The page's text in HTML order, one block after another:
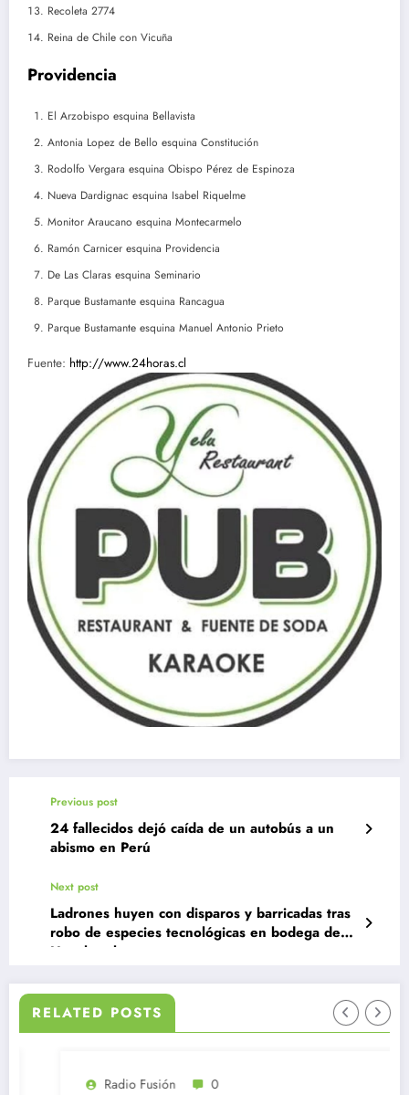
Recoleta 2774
Reina de Chile con Vicuña
Providencia
El Arzobispo esquina Bellavista
Antonia Lopez de Bello esquina Constitución
Rodolfo Vergara esquina Obispo Pérez de Espinoza
Nueva Dardignac esquina Isabel Riquelme
Monitor Araucano esquina Montecarmelo
Ramón Carnicer esquina Providencia
De Las Claras esquina Seminario
Parque Bustamante esquina Rancagua
Parque Bustamante esquina Manuel Antonio Prieto
Fuente: http://www.24horas.cl
Previous post
24 fallecidos dejó caída de un autobús a un
abismo en Perú
Next post
Ladrones huyen con disparos y barricadas tras
robo de especies tecnológicas en bodega de
Huechuraba
RELATED POSTS
Radio Fusión 0